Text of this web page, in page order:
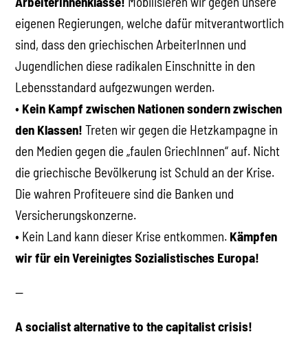
eigenen Regierungen, welche dafür mitverantwortlich
sind, dass den griechischen ArbeiterInnen und
Jugendlichen diese radikalen Einschnitte in den
Lebensstandard aufgezwungen werden.
• Kein Kampf zwischen Nationen sondern zwischen
den Klassen! Treten wir gegen die Hetzkampagne in
den Medien gegen die „faulen GriechInnen“ auf. Nicht
die griechische Bevölkerung ist Schuld an der Krise.
Die wahren Profiteuere sind die Banken und
Versicherungskonzerne.
• Kein Land kann dieser Krise entkommen. Kämpfen
wir für ein Vereinigtes Sozialistisches Europa!
—
A socialist alternative to the capitalist crisis!